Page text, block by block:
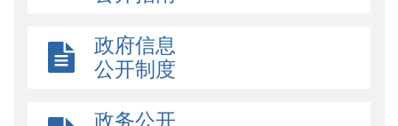
政府信息
公开制度
政务公开